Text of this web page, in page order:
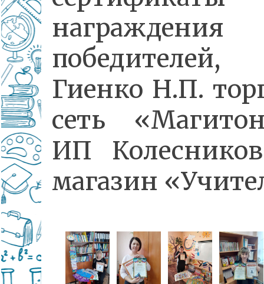
награждения
Гиенко Н.П.
сеть
ИП
магазин